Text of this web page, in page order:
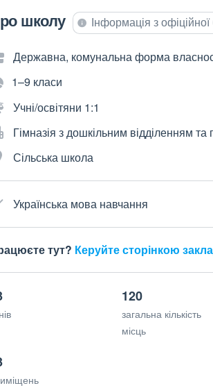
школу Інформація з
Державна, комунальна форма
1–9 класи
Учні/освітяни 1:1
Гімназія з дошкільним відділенням
Сільська школа
Українська мова навчання
тут? Керуйте сторінкою
120
загальна кількість
місць